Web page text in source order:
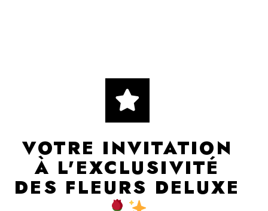
VOTRE INVITATION
À L'EXCLUSIVITÉ
DES FLEURS DELUXE